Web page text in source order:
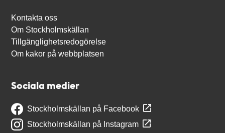
Kontakta oss
Om Stockholmskällan
Tillgänglighetsredogörelse
Om kakor på webbplatsen
Sociala medier
Stockholmskällan på Facebook
Stockholmskällan på Instagram